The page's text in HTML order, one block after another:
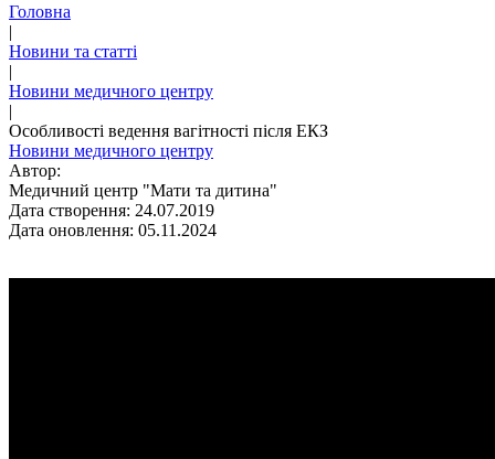
Головна
|
Новини та статті
|
Новини медичного центру
|
Особливості ведення вагітності після ЕКЗ
Новини медичного центру
Автор:
Медичний центр "Мати та дитина"
Дата створення: 24.07.2019
Дата оновлення: 05.11.2024